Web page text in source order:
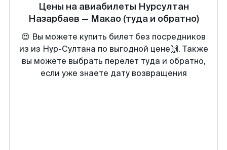
Цены на авиабилеты Нурсултан
Назарбаев — Макао (туда и обратно)
😍 Вы можете купить билет без посредников
из из Нур-Султана по выгодной цене🙌. Также
вы можете выбрать перелет туда и обратно,
если уже знаете дату возвращения